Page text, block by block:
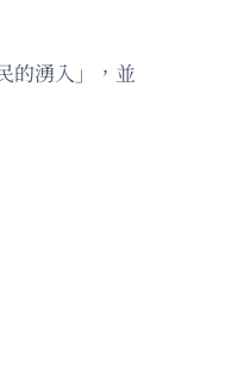
的湧入」，並